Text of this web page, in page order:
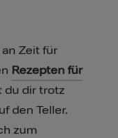
Zeit für
Rezepten für
du dir trotz
den Teller.
zum